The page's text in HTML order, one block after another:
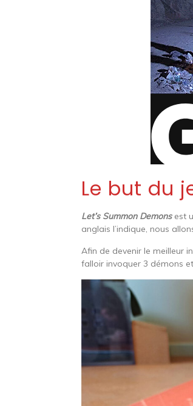
Le but du
Let’s Summon Demonsest
anglais l’indique, nous
Afin de devenir le meilleur
falloir invoquer 3 démons